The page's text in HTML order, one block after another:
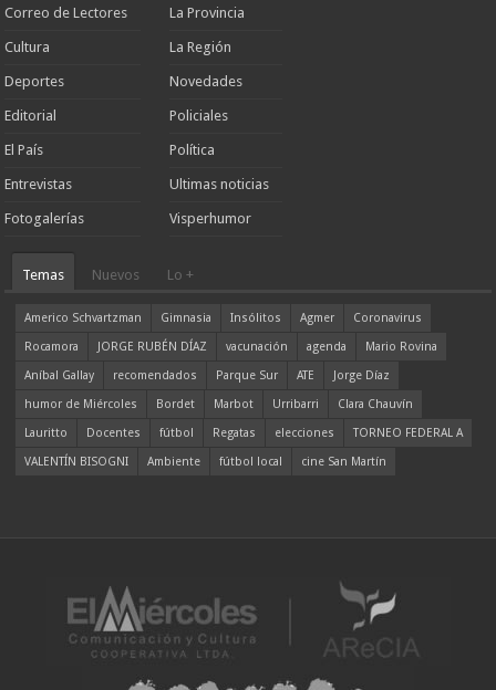
Correo de Lectores
Cultura
Deportes
Editorial
El País
Entrevistas
Fotogalerías
La Provincia
La Región
Novedades
Policiales
Política
Ultimas noticias
Visperhumor
Temas Nuevos Lo +
Americo Schvartzman Gimnasia Insólitos Agmer
Coronavirus
Rocamora
JORGE RUBÉN DÍAZ vacunación agenda
Mario Rovina
Aníbal Gallay
recomendados Parque Sur ATE
Jorge Díaz
humor de Miércoles
Bordet Marbot Urribarri
Clara Chauvín
Lauritto
Docentes fútbol Regatas elecciones
TORNEO FEDERAL A
VALENTÍN BISOGNI
Ambiente fútbol local cine San Martín